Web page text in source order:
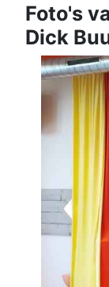
Foto's
Dick